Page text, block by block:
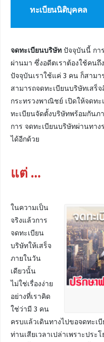
ทะเบียนนิติบุคคล
จดทะเบียนบริษัท ปัจจุบันนี้ กา
ผ่านมา ซึ่งอดีตเราต้องใช้คน
ปัจจุบันเราใช้แค่ 3 คน ก็สามา
สามารถจดทะเบียนบริษัทเสร็
กระทรวงพาณิชย์ เปิดให้จดท
ทะเบียนจัดตั้งบริษัทพร้อมกันภ
การ จดทะเบียนบริษัทผ่านทาง
ได้อีกด้วย
แต่ …
ในความเป็น
จริงแล้วการ
จดทะเบียน
บริษัทให้เสร็จ
ภายในวัน
เดียวนั้น
ไม่ใช่เรื่องง่าย
อย่างที่เราคิด
ใช่ว่ามี 3 คน
ครบแล้วเดินทางไปขอจดทะเ
ท่านเสียเวลาเปล่าเพราะประ